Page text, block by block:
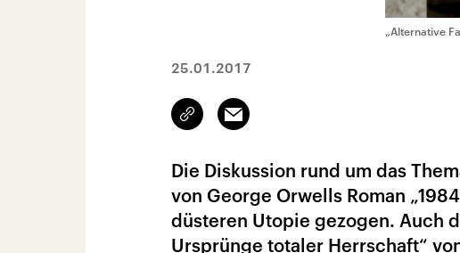
„Alternative
25.01.2017
Link
kopieren/teilen
Email
Die Diskussion rund um das
von George Orwells Roman
düsteren Utopie gezogen. Auch
Ursprünge totaler Herrschaft“